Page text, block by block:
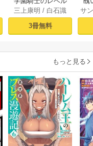
アップ！レベル100
0超えの転生者、落
ちこぼれクラスに
（コミック） ： 1
三上康明 / 白石識
3冊無料
同
サ
もっと見る